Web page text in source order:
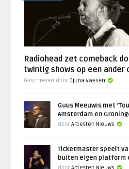
Radiohead zet comeback
twintig shows op een ander
Geschreven door Djuna Vaesen
Guus Meeuwis met
Amsterdam en
doorArtiesten Nieuws
Ticketmaster speelt
buiten eigen platform